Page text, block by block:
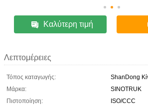
Καλύτερη τιμή
Λεπτομέρειες
Τόπος καταγωγής:
ShanDong
Μάρκα:
SINOTRUK
Πιστοποίηση:
ISO/CCC